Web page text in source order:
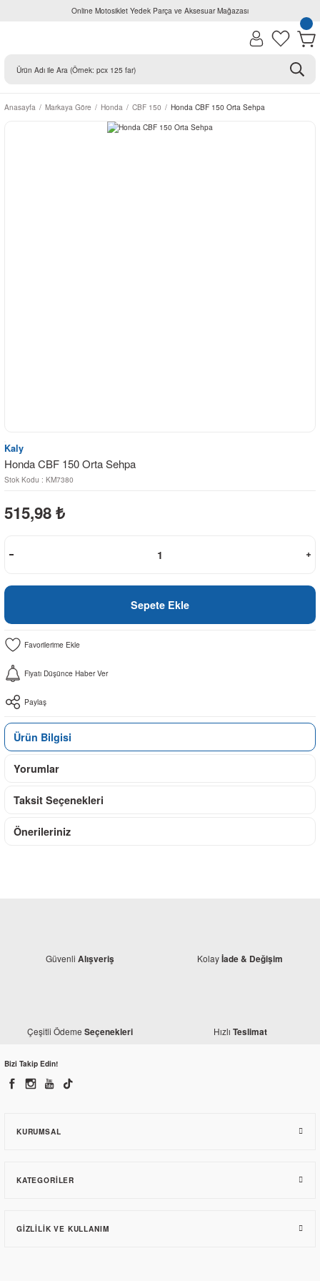
Online Motosiklet Yedek Parça ve Aksesuar Mağazası
Anasayfa Markaya Göre Honda CBF 150 Honda CBF 150 Orta Sehpa
Kaly
Honda CBF 150 Orta Sehpa
Stok Kodu : KM7380
515,98 ₺
Sepete Ekle
Fiyatı Düşünce Haber Ver
Paylaş
Ürün Bilgisi
Yorumlar
Taksit Seçenekleri
Önerileriniz
Güvenli Alışveriş Kolayİade & Değişim
Çeşitli Ödeme Seçenekleri Hızlı Teslimat
Bizi Takip Edin!
KURUMSAL
KATEGORILER
GIZLILIK VE KULLANIM